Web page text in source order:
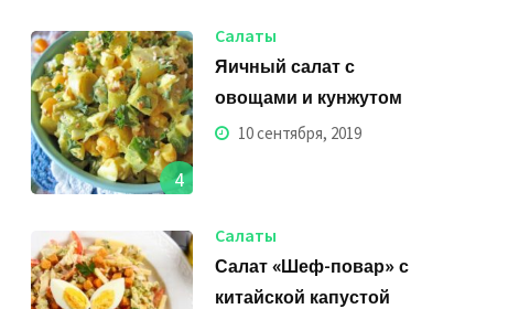
4
Салаты
Яичный салат с
овощами и кунжутом
10 сентября, 2019
Салаты
Салат «Шеф-повар» с
китайской капустой